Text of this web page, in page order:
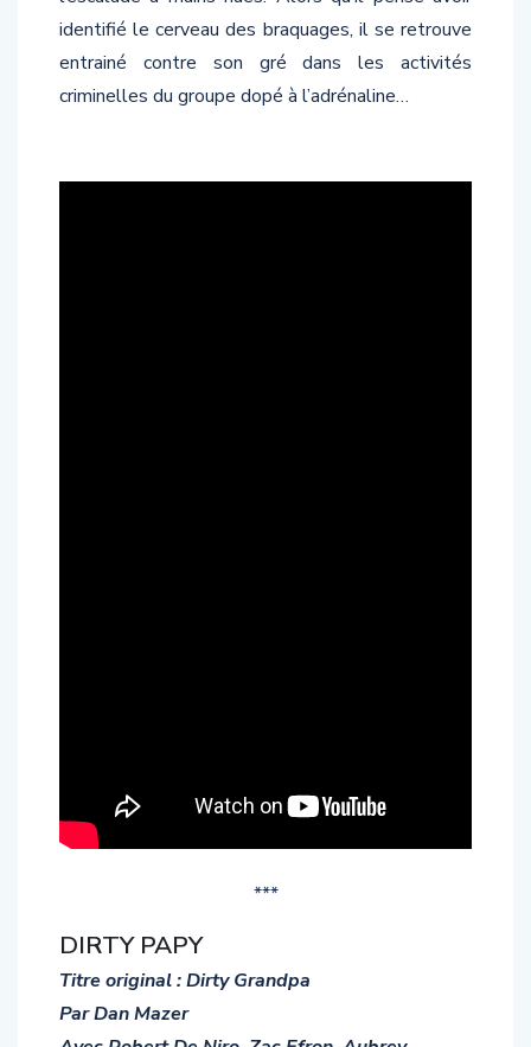
identifié le cerveau des braquages, il se retrouve
entrainé contre son gré dans les activités
criminelles du groupe dopé à l’adrénaline…
***
DIRTY PAPY
Titre original : Dirty Grandpa
Par Dan Mazer